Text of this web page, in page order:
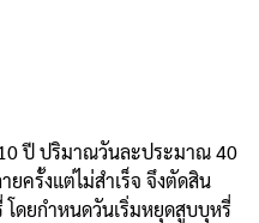
ปี ปริมาณวันละประมาณ 40
ยครั้งแต่ไม่สำเร็จ จึงตัดสิน
โดยกำหนดวันเริ่มหยุดสูบบุหรี่